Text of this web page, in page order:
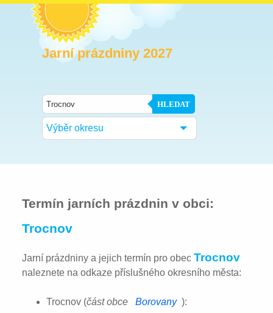
Jarní prázdniny 2027
HLEDAT
Výběr okresu
Termín jarních prázdnin v obci:
Trocnov
Jarní prázdniny a jejich termín pro obecTrocnov
naleznete na odkaze příslušného okresního města:
Trocnov (část obce Borovany ):